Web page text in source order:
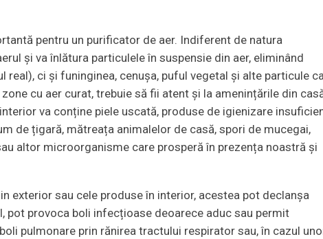
pentru un purificator de aer. Indiferent de natura
și va înlătura particulele în suspensie din aer, eliminând
ci și funinginea, cenușa, puful vegetal și alte particule
cu aer curat, trebuie să fii atent și la amenințările din
va conține piele uscată, produse de igienizare
de țigară, mătreața animalelor de casă, spori de mucegai,
altor microorganisme care prosperă în prezența noastră și
exterior sau cele produse în interior, acestea pot declanșa
pot provoca boli infecțioase deoarece aduc sau permit
pulmonare prin rănirea tractului respirator sau, în cazul